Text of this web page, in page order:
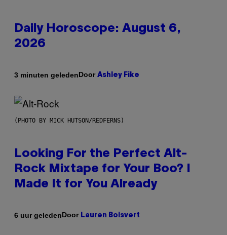
Daily Horoscope: August 6,
2026
3 minuten geledenDoor Ashley Fike
(PHOTO BY MICK HUTSON/REDFERNS)
Looking For the Perfect Alt-
Rock Mixtape for Your Boo? I
Made It for You Already
6 uur geledenDoor Lauren Boisvert